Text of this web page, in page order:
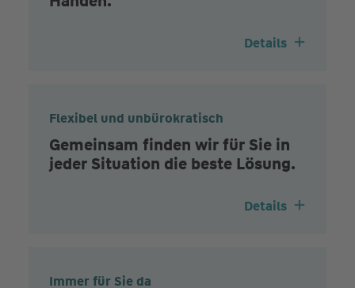
Details
Flexibel und unbürokratisch
Gemeinsam finden wir für Sie in
jeder Situation die beste Lösung.
Details
Immer für Sie da